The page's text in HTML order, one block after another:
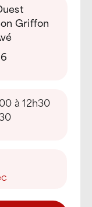
Griffon
à 12h30